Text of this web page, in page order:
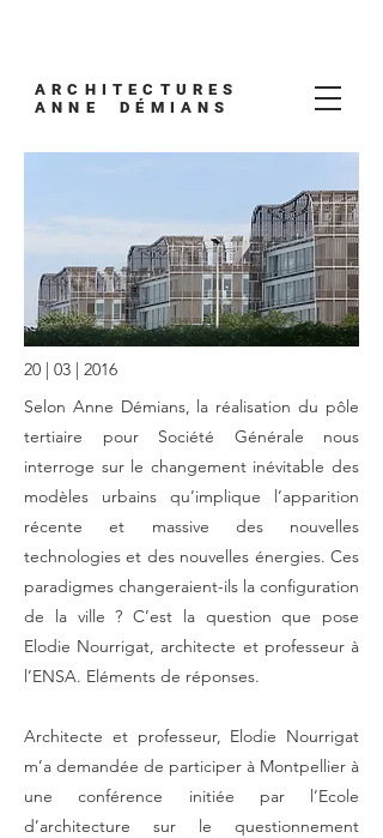
ARCHITECTURES
ANNE DÉMIANS
20 | 03 | 2016
Selon Anne Démians, la réalisation du pôle
tertiaire pour Société Générale nous
interroge sur le changement inévitable des
modèles urbains qu’implique l’apparition
récente et massive des nouvelles
technologies et des nouvelles énergies. Ces
paradigmes changeraient-ils la configuration
de la ville ? C’est la question que pose
Elodie Nourrigat, architecte et professeur à
l’ENSA. Eléments de réponses.
Architecte et professeur, Elodie Nourrigat
m’a demandée de participer à Montpellier à
une conférence initiée par l’Ecole
d’architecture sur le questionnement